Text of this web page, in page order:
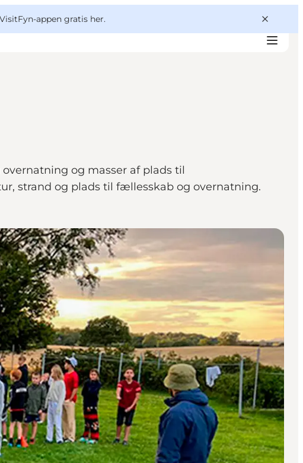
appen gratis her.
og masser af plads til
strand og plads til fællesskab og overnatning.